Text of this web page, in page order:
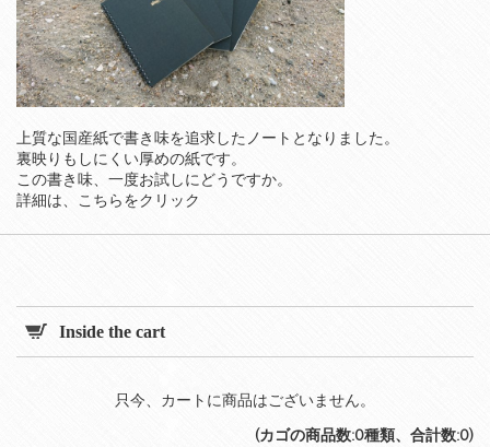
上質な国産紙で書き味を追求したノートとなりました。
裏映りもしにくい厚めの紙です。
この書き味、一度お試しにどうですか。
詳細は、 こちらをクリック
Inside the cart
只今、カートに商品はございません。
(カゴの商品数:0種類、合計数:0)